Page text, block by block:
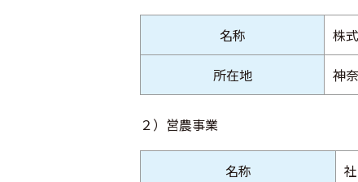
名称 株
所在地 神
２）営農事業
名称